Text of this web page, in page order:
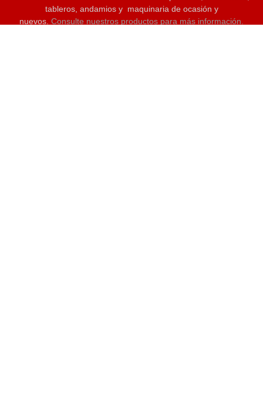
tableros, andamios y maquinaria de ocasión y
nuevos. Consulte nuestros productos para más información.